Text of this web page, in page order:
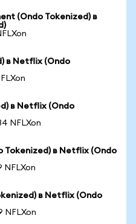
(Ondo Tokenized) в
в Netflix (Ondo
в Netflix (Ondo
NFLXon
Tokenized) в Netflix (Ondo
NFLXon
в Netflix (Ondo
NFLXon